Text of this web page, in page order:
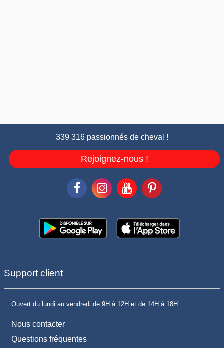
339 316 passionnés de cheval !
Rejoignez-nous !
Support client
Ouvert du lundi au vendredi de 9H à 12H et de 14H à 18H
Nous contacter
Questions fréquentes